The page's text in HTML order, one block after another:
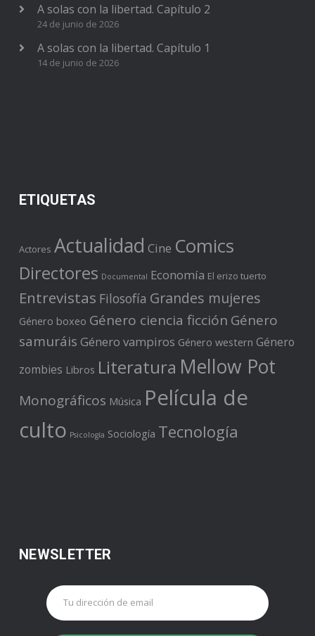
A solas con la libertad. Capítulo 2
24 de junio de 2026
A solas con la libertad. Capítulo 1
14 de junio de 2026
ETIQUETAS
Actores Actualidad Cine Comics
Directores Documental Economía El erizo tuerto
Entrevistas Filosofía Grandes mujeres
Género boxeo Género ciencia ficción Género
samuráis Género vampiros Género western Género
zombies Libros Literatura Mellow Pot
Monográficos Música Película de
culto Psicología Sociología Tecnología
NEWSLETTER